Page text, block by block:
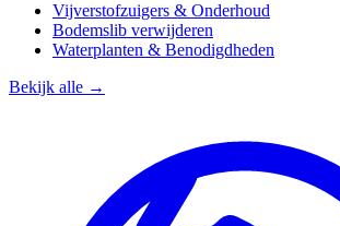
Vijverstofzuigers & Onderhoud
Bodemslib verwijderen
Waterplanten & Benodigdheden
Bekijk alle →